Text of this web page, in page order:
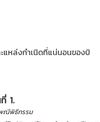
แหล่งกำเนิดที่แน่นอนของบิ
1.
พณีพิธีกรรม